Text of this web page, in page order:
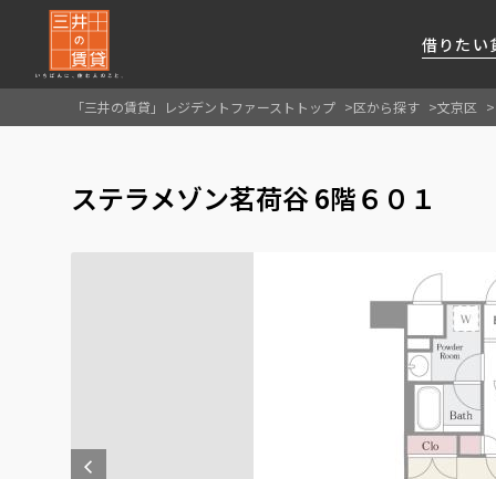
借りたい
私たちレジデントファーストの思いや
厳選した都心の上質な賃貸マンションを数多
賃貸運営をお考えのオーナー様に
分譲マンションのご購入、売却の
FIRST CHANNEL
レジデントファーストが提供する
「三井の賃貸」レジデントファーストトップ 区から探す 文京区
ステラメゾン茗荷谷 6階６０１